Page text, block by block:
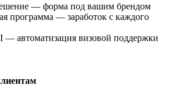
— форма под вашим брендом
программа — заработок с каждого
— автоматизация визовой поддержки